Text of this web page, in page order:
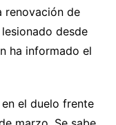
renovación de
desde
ha informado el
el duelo frente